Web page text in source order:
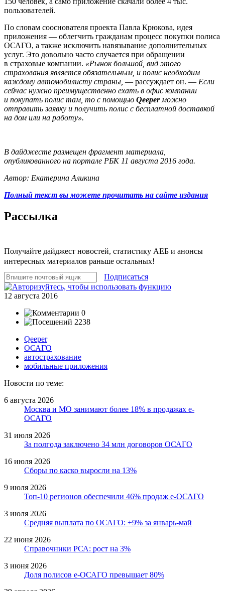
пользователей.
По словам сооснователя проекта Павла Крюкова, идея
приложения — облегчить гражданам процесс покупки полиса
ОСАГО, а также исключить навязывание дополнительных
услуг. Это довольно часто случается при обращении
в страховые компании. «Рынок большой, вид этого
страхования является обязательным, и полис необходим
каждому автомобилисту страны, — рассуждает он. — Если
сейчас нужно преимущественно ехать в офис компании
и покупать полис там, то с помощью Qeeper можно
отправить заявку и получить полис с бесплатной доставкой
на дом или на работу».
В дайджесте размещен фрагмент материала,
опубликованного на портале РБК 11 августа 2016 года.
Автор: Екатерина Аликина
Полный текст вы можете прочитать на сайте издания
Рассылка
Получайте дайджест новостей, статистику АЕБ и анонсы
интересных материалов раньше остальных!
Подписаться
12 августа 2016
0
2238
Qeeper
ОСАГО
автострахование
мобильные приложения
Новости по теме:
6 августа 2026
Москва и МО занимают более 18% в продажах е-
ОСАГО
31 июля 2026
За полгода заключено 34 млн договоров ОСАГО
16 июля 2026
Сборы по каско выросли на 13%
9 июля 2026
Топ-10 регионов обеспечили 46% продаж е-ОСАГО
3 июля 2026
Средняя выплата по ОСАГО: +9% за январь-май
22 июня 2026
Справочники РСА: рост на 3%
3 июня 2026
Доля полисов е-ОСАГО превышает 80%